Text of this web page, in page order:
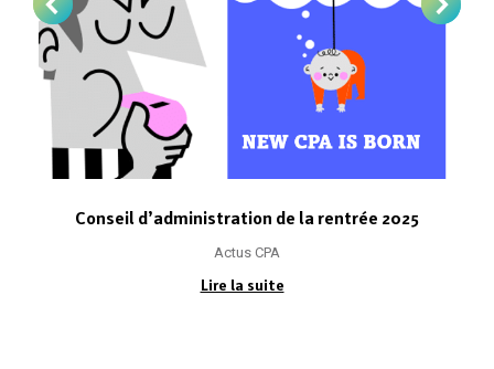
Conseil d’administration de la rentrée 2025
Actus CPA
Lire la suite